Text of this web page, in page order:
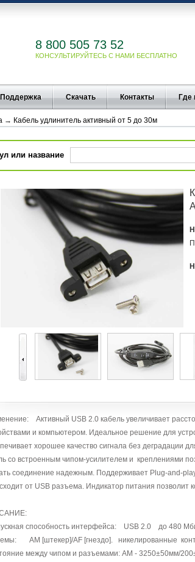
8 800 505 73 52
КОНСУЛЬТИРУЙТЕСЬ С НАМИ БЕСПЛАТНО
Поддержка Скачать Контакты Где
→ Кабель удлинитель активный от 5 до 30м
или название
Активный USB 2.0 кабель увеличивает
и компьютером. Идеальное решение для
хорошее качество сигнала без деградации
со встроенным чипом-усилителем и креплениями
соединение надежным. Поддерживает Plug-and-
от USB разъема. Индикатор питания позволит
способность интерфейса: USB 2.0 до 480
AM [штекер]/AF [гнездо]. никелированные
между чипом и разъемами: AM - 3250±50мм/